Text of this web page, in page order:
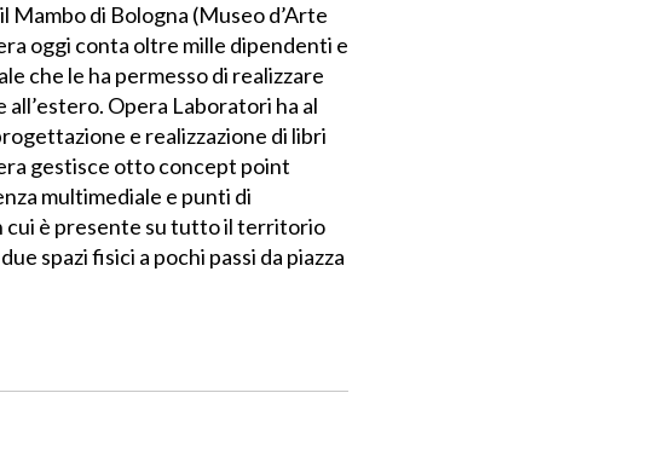
Mambo di Bologna (Museo d’Arte
oggi conta oltre mille dipendenti e
che le ha permesso di realizzare
Opera Laboratori ha al
e realizzazione di libri
gestisce otto concept point
multimediale e punti di
cui è presente su tutto il territorio
spazi fisici a pochi passi da piazza